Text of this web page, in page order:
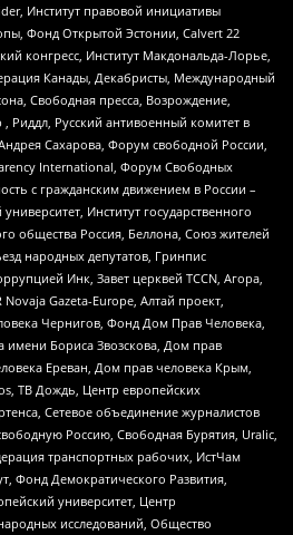
Институт правовой инициативы
Фонд Открытой Эстонии, Calvert 22
конгресс, Институт Макдональда-Лорье,
Канады, Декабристы, Международный
Свободная пресса, Возрождение,
Риддл, Русский антивоенный комитет в
Сахарова, Форум свободной России,
International, Форум Свободных
с гражданским движением в России –
Институт государственного
общества Россия, Беллона, Союз жителей
народных депутатов, Гринпис
Инк, Завет церквей TCCN, Агора,
Gazeta-Europe, Алтай проект,
Чернигов, Фонд Дом Прав Человека,
имени Бориса Звозскова, Дом прав
Ереван, Дом прав человека Крым,
ТВ Дождь, Центр европейских
Сетевое объединение журналистов
Россию, Свободная Бурятия, Uralic,
транспортных рабочих, ИстЧам
Фонд Демократического Развития,
университет, Центр
исследований, Общество